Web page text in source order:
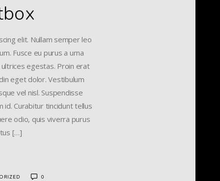
elit. Nullam semper leo
Fusce eu purus a urna
ultrices egestas. Proin erat
eget dolor. Vestibulum
vel nisl. Suspendisse
Curabitur tincidunt tellus
odio, quis viverra purus
[…]
0